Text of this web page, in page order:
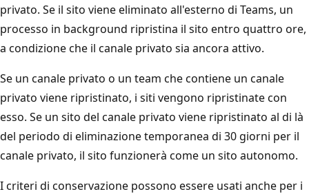
privato. Se il sito viene eliminato all'esterno di Teams, un
processo in background ripristina il sito entro quattro ore,
a condizione che il canale privato sia ancora attivo.
Se un canale privato o un team che contiene un canale
privato viene ripristinato, i siti vengono ripristinate con
esso. Se un sito del canale privato viene ripristinato al di là
del periodo di eliminazione temporanea di 30 giorni per il
canale privato, il sito funzionerà come un sito autonomo.
I criteri di conservazione possono essere usati anche per i